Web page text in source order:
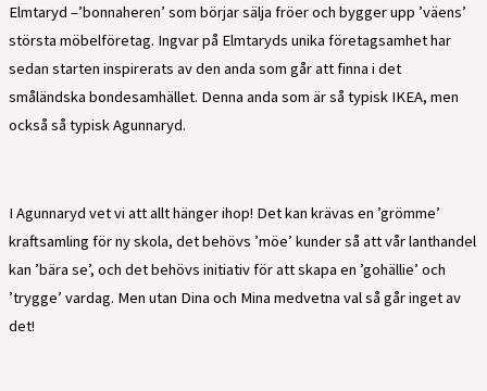
Elmtaryd –’bonnaheren’ som börjar sälja fröer och bygger upp ’väens’
största möbelföretag. Ingvar på Elmtaryds unika företagsamhet har
sedan starten inspirerats av den anda som går att finna i det
småländska bondesamhället. Denna anda som är så typisk IKEA, men
också så typisk Agunnaryd.
I Agunnaryd vet vi att allt hänger ihop! Det kan krävas en ’grömme’
kraftsamling för ny skola, det behövs ’möe’ kunder så att vår lanthandel
kan ’bära se’, och det behövs initiativ för att skapa en ’gohällie’ och
’trygge’ vardag. Men utan Dina och Mina medvetna val så går inget av
det!